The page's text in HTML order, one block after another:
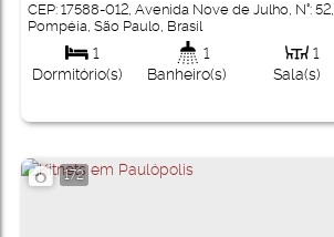
CEP: 17588-012, Avenida Nove de Julho, N°: 52,
Pompéia, São Paulo, Brasil
1
Dormitório(s)
1
Banheiro(s)
1
Sala(s)
172